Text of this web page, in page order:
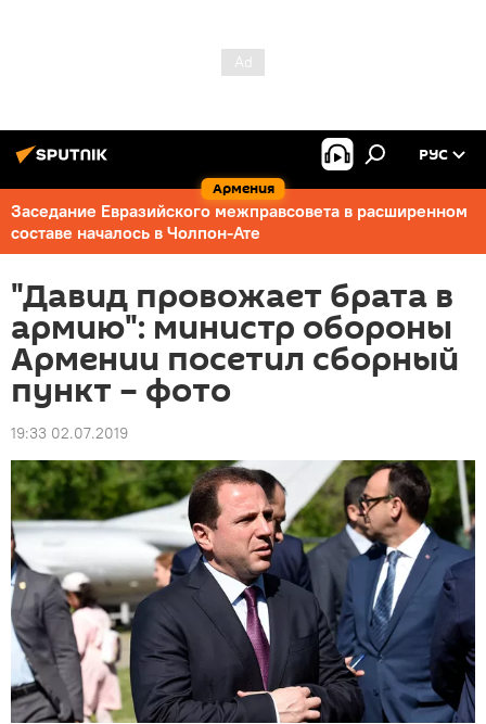
Армения
РУС
Заседание Евразийского межправсовета в расширенном
составе началось в Чолпон-Ате
"Давид провожает брата в
армию": министр обороны
Армении посетил сборный
пункт – фото
19:33 02.07.2019